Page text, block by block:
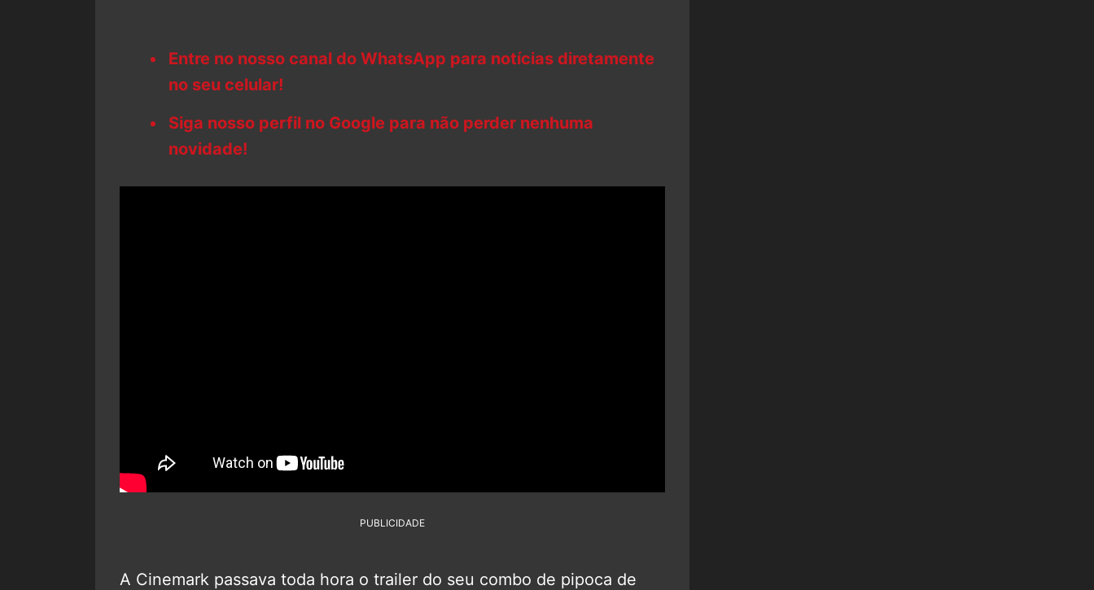
Entre no nosso canal do WhatsApp para notícias diretamente
no seu celular!
Siga nosso perfil no Google para não perder nenhuma
novidade!
PUBLICIDADE
A Cinemark passava toda hora o trailer do seu combo de pipoca de